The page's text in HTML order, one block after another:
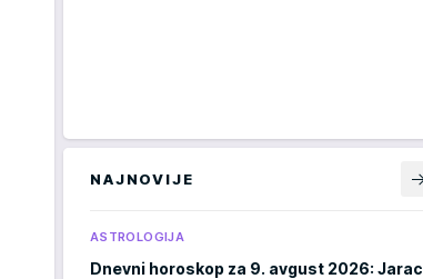
NAJNOVIJE
ASTROLOGIJA
Dnevni horoskop za 9. avgust 2026: Jarac